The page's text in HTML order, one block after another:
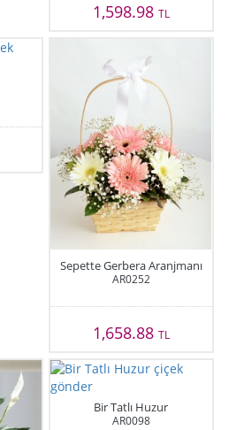
1,598.98 TL
Sepette Gerbera Aranjmanı
AR0252
1,658.88 TL
Bir Tatlı Huzur
AR0098